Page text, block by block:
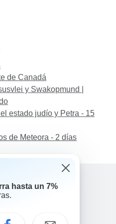
de Canadá
y Swakopmund |
estado judío y Petra - 15
de Meteora - 2 días
hasta un 7%